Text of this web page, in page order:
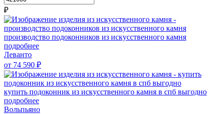
₽
производство подоконников из искусственного камня
подробнее
Леванто
от 74 590 ₽
купить подоконник из искусственного камня в спб выгодно
подробнее
Вольпьяно